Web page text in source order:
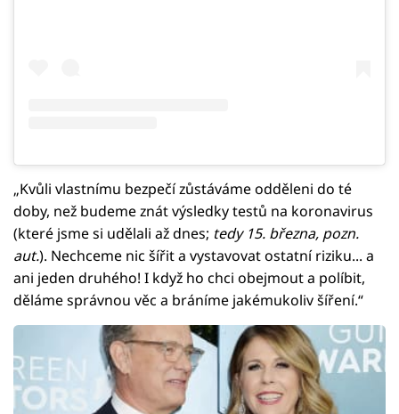
„Kvůli vlastnímu bezpečí zůstáváme odděleni do té
doby, než budeme znát výsledky testů na koronavirus
(které jsme si udělali až dnes; tedy 15. března, pozn.
aut.). Nechceme nic šířit a vystavovat ostatní riziku... a
ani jeden druhého! I když ho chci obejmout a políbit,
děláme správnou věc a bráníme jakémukoliv šíření.“